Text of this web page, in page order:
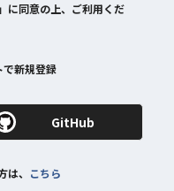
」に同意の上、ご利用くだ
で新規登録
GitHub
、 こちら